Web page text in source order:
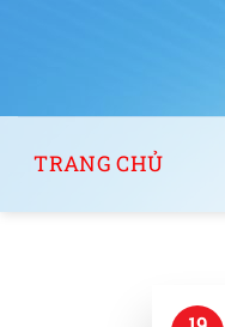
TRANG CHỦ